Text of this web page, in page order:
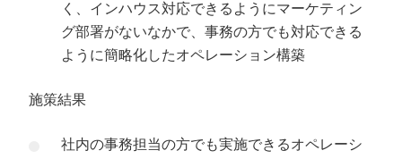
く、インハウス対応できるようにマーケティン
グ部署がないなかで、事務の方でも対応できる
ように簡略化したオペレーション構築
施策結果
社内の事務担当の方でも実施できるオペレーシ